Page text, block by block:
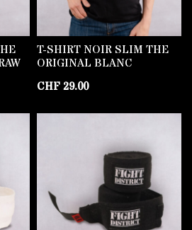
T-SHIRT NOIR SLIM THE
ORIGINAL BLANC
CHF29.00